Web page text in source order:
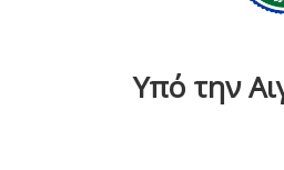
Υπό την